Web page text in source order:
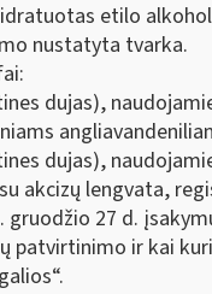
etilo
nustatyta tvarka.
dujas),
dujas),
akcizų lengvata,
27 d.
ir kai